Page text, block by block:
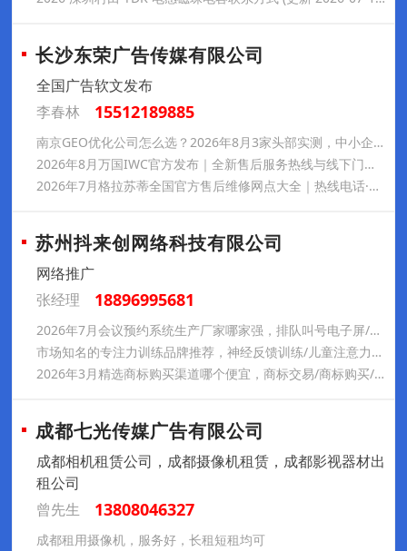
长沙东荣广告传媒有限公司
全国广告软文发布
李春林
15512189885
南京GEO优化公司怎么选？2026年8月3家头部实测，中小企业低成本获客别踩坑
2026年8月万国IWC官方发布｜全新售后服务热线与线下门店地址
2026年7月格拉苏蒂全国官方售后维修网点大全｜热线电话·门店地址·预约养护一站式指南
苏州抖来创网络科技有限公司
网络推广
张经理
18896995681
2026年7月会议预约系统生产厂家哪家强，排队叫号电子屏/人员去向系统/会议预约电子门牌，会议预约系统企业哪家好
市场知名的专注力训练品牌推荐，神经反馈训练/儿童注意力训练/多动训练/感统训练/注意力训练，专注力训练课程有哪些
2026年3月精选商标购买渠道哪个便宜，商标交易/商标购买/商标品牌/商标买卖/商标注册，商标购买正规渠道哪家靠谱
成都七光传媒广告有限公司
成都相机租赁公司，成都摄像机租赁，成都影视器材出
租公司
曾先生
13808046327
成都租用摄像机，服务好，长租短租均可